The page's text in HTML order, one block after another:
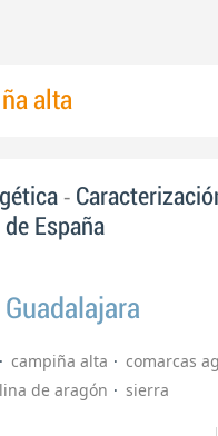
alta
-
España
campiña alta
comarcas
de aragón sierra